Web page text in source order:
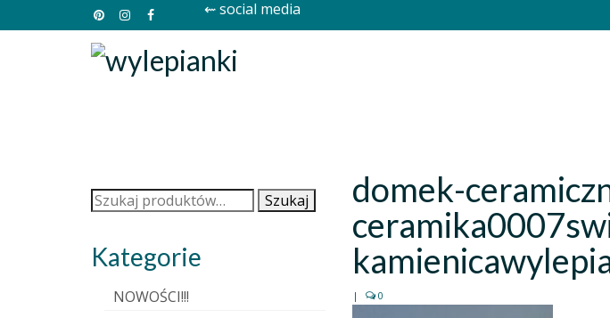
⇜ social media
domek-
| 0
Szukaj: Szukaj
Kategorie
NOWOŚCI!!!